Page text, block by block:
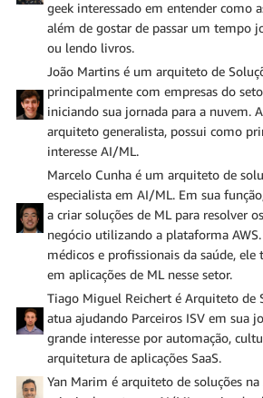
geek interessado em entender como
além de gostar de passar um tempo
ou lendo livros.
João Martins é um arquiteto de
principalmente com empresas do
iniciando sua jornada para a nuvem.
arquiteto generalista, possui como
interesse AI/ML.
Marcelo Cunha é um arquiteto de
especialista em AI/ML. Em sua
a criar soluções de ML para resolver
negócio utilizando a plataforma
médicos e profissionais da saúde,
em aplicações de ML nesse setor.
Tiago Miguel Reichert é Arquiteto de
atua ajudando Parceiros ISV em sua
grande interesse por automação,
arquitetura de aplicações SaaS.
Yan Marim é arquiteto de soluções